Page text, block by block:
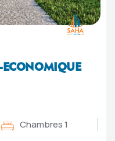
Chambres 1